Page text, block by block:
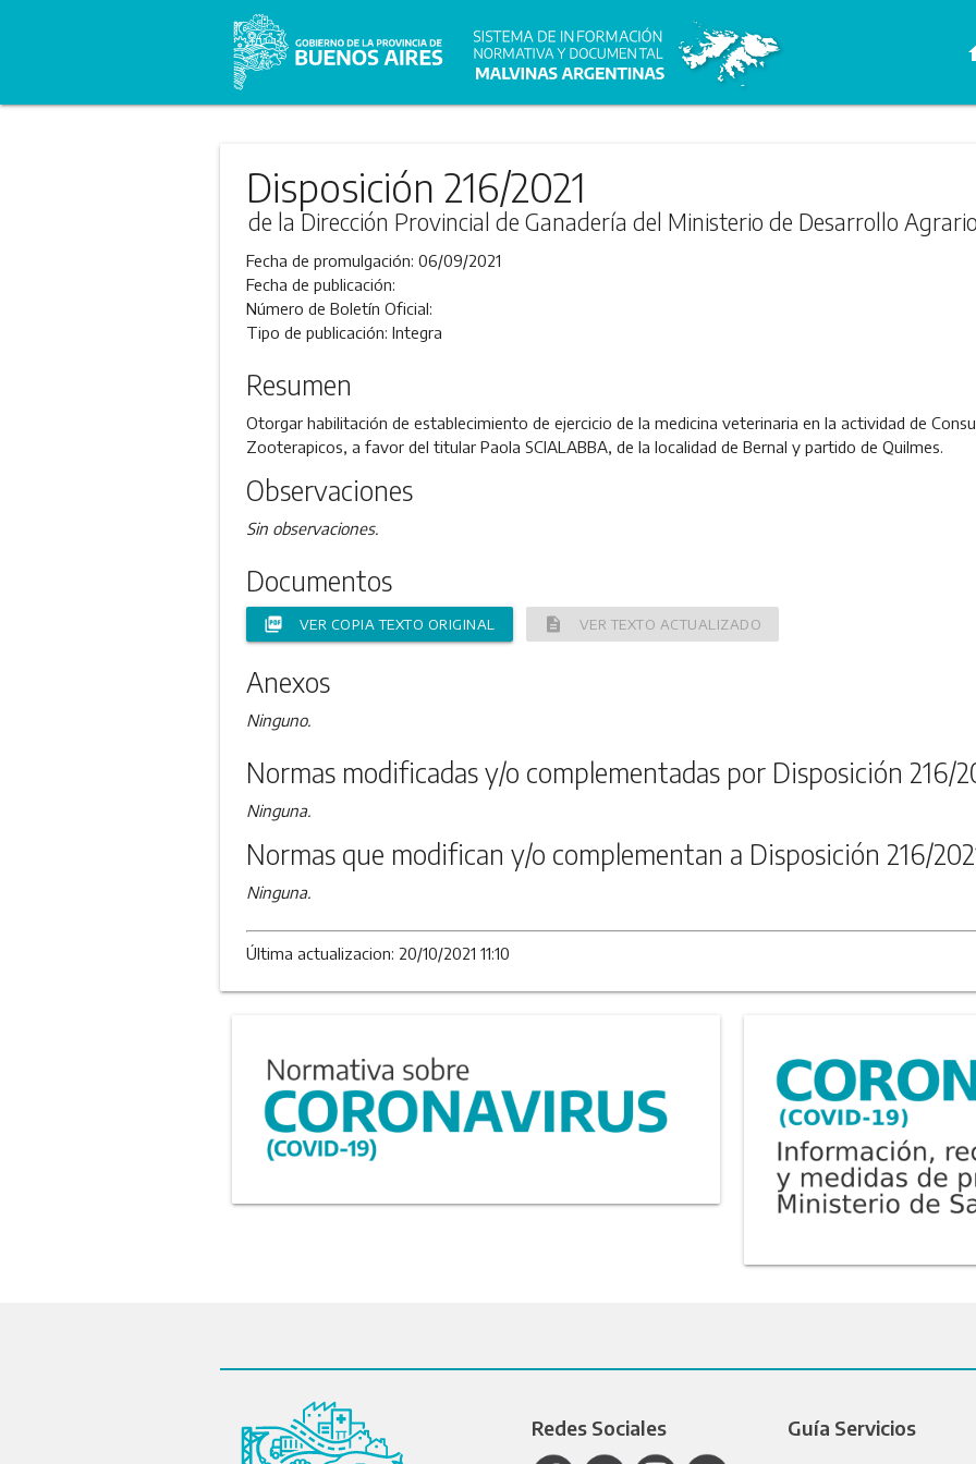
Disposición 216/2021
de la Dirección Provincial de Ganadería del Ministerio de Desarrollo Agrario
Fecha de promulgación: 06/09/2021
Fecha de publicación:
Número de Boletín Oficial:
Tipo de publicación: Integra
Resumen
Otorgar habilitación de establecimiento de ejercicio de la medicina veterinaria en la actividad de
Zooterapicos, a favor del titular Paola SCIALABBA, de la localidad de Bernal y partido de Quilmes.
Observaciones
Sin observaciones.
Documentos
picture_as_pdf VER COPIA TEXTO ORIGINAL description VER TEXTO ACTUALIZADO
Anexos
Ninguno.
Normas modificadas y/o complementadas por Disposición 216/
Ninguna.
Normas que modifican y/o complementan a Disposición 216/
Ninguna.
Última actualizacion: 20/10/2021 11:10
Redes Sociales Guía Servicios